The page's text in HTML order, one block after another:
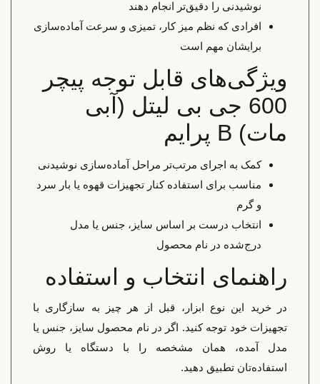
نوشیدنی را دقیق‌تر انجام دهند
افرادی که نظم میز کار، تمیزی و سرعت آماده‌سازی
برایشان مهم است
ویژگی‌های قابل توجه پیچر
600 جی بی لیتل (آبی
مات) B پرایم
کمک به اجرای مرتب‌تر مراحل آماده‌سازی نوشیدنی
مناسب برای استفاده کنار تجهیزات قهوه یا بار سرد
و گرم
انتخاب درست بر اساس سایز، جنس یا مدل
درج‌شده در نام محصول
راهنمای انتخاب و استفاده
در خرید این نوع ابزار، قبل از هر چیز به سازگاری با
تجهیزات خود توجه کنید. اگر در نام محصول سایز، جنس یا
مدل آمده، همان مشخصه را با دستگاه یا روش
استفاده‌تان تطبیق دهید.